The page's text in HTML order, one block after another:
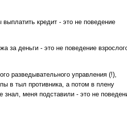
кредит - это не поведение
за деньги - это не поведение
разведывательного управления (!),
в тыл противника, а потом в плену
меня подставили - это не